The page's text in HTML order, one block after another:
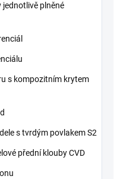
jednotlivě plněné
s kompozitním krytem
s tvrdým povlakem S2
přední klouby CVD